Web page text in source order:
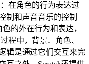
在角色的行为表达过
制和声音音乐的控制
的外在行为和表达，
程中，背景、角色、
辑是通过它们交互来完